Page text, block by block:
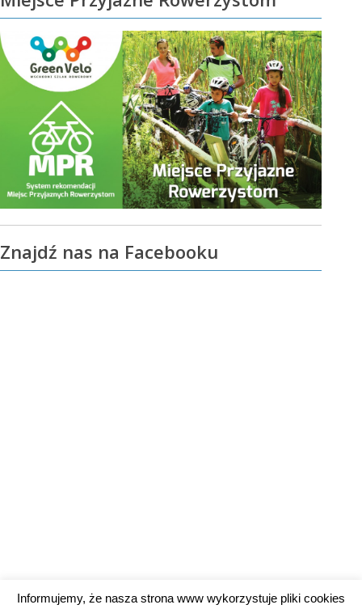
Znajdź nas na Facebooku
Informujemy, że nasza strona www wykorzystuje pliki cookies